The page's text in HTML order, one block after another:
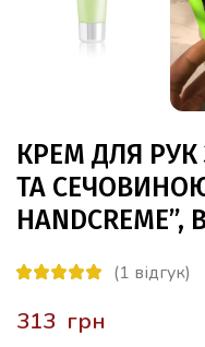
КРЕМ ДЛЯ
ТА
HANDCREME”,
(1 відгук)
грн